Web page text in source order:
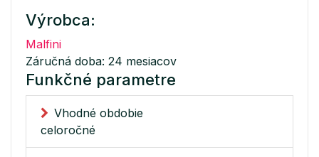
Výrobca:
Malfini
Záručná doba: 24 mesiacov
Funkčné parametre
Vhodné obdobie
celoročné